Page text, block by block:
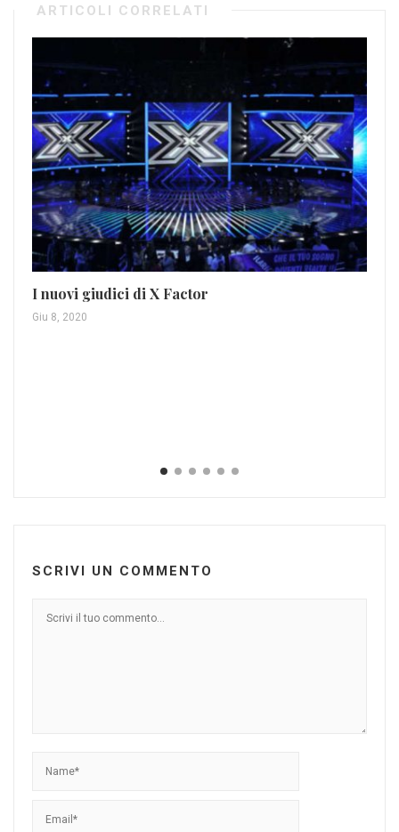
ARTICOLI CORRELATI
I nuovi giudici di X Factor
Giu 8, 2020
SCRIVI UN COMMENTO